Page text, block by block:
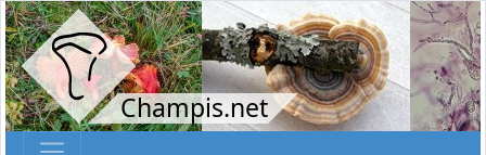
Champis.net